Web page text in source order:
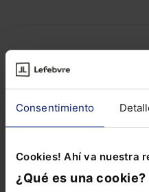
Consentimiento
Cookies! Ahí va nuestra
¿Qué es una cookie?